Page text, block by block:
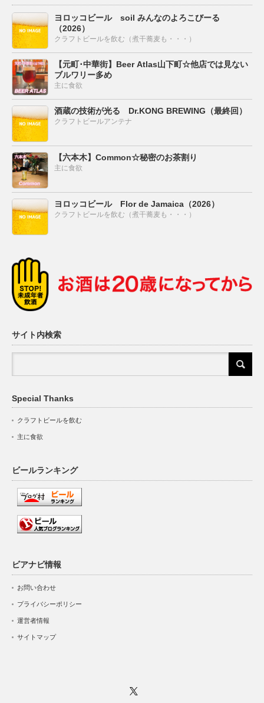
ヨロッコビール soil みんなのよろこびーる
（2026）
クラフトビールを飲む（煮干蕎麦も・・・）
【元町･中華街】Beer Atlas山下町☆他店では見ない
ブルワリー多め
主に食欲
酒蔵の技術が光る Dr.KONG BREWING（最終回）
クラフトビールアンテナ
【六本木】Common☆秘密のお茶割り
主に食欲
ヨロッコビール Flor de Jamaica（2026）
クラフトビールを飲む（煮干蕎麦も・・・）
サイト内検索
Special Thanks
クラフトビールを飲む
主に食欲
ビールランキング
ビアナビ情報
お問い合わせ
プライバシーポリシー
運営者情報
サイトマップ